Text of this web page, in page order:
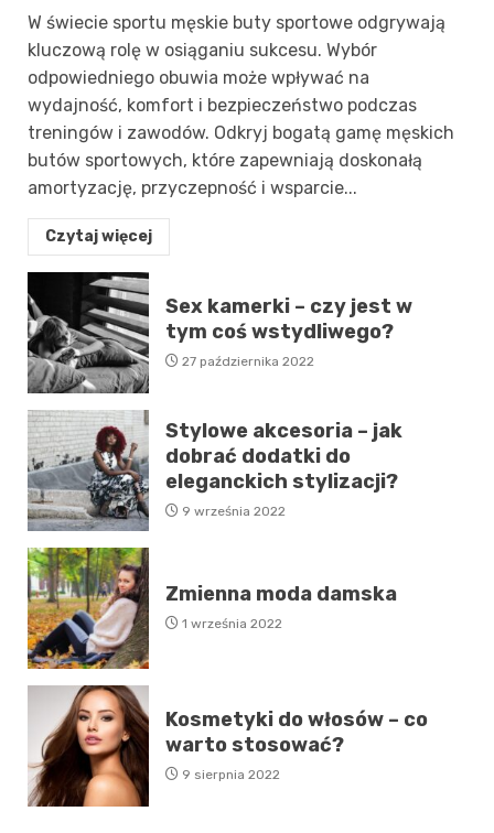
W świecie sportu męskie buty sportowe odgrywają
kluczową rolę w osiąganiu sukcesu. Wybór
odpowiedniego obuwia może wpływać na
wydajność, komfort i bezpieczeństwo podczas
treningów i zawodów. Odkryj bogatą gamę męskich
butów sportowych, które zapewniają doskonałą
amortyzację, przyczepność i wsparcie...
Czytaj więcej
Sex kamerki – czy jest w
tym coś wstydliwego?
27 października 2022
Stylowe akcesoria – jak
dobrać dodatki do
eleganckich stylizacji?
9 września 2022
Zmienna moda damska
1 września 2022
Kosmetyki do włosów – co
warto stosować?
9 sierpnia 2022